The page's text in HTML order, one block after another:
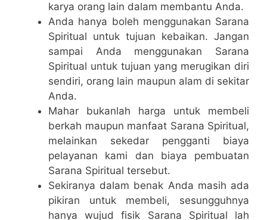
karya orang lain dalam membantu Anda.
Anda hanya boleh menggunakan Sarana
Spiritual untuk tujuan kebaikan. Jangan
sampai Anda menggunakan Sarana
Spiritual untuk tujuan yang merugikan diri
sendiri, orang lain maupun alam di sekitar
Anda.
Mahar bukanlah harga untuk membeli
berkah maupun manfaat Sarana Spiritual,
melainkan sekedar pengganti biaya
pelayanan kami dan biaya pembuatan
Sarana Spiritual tersebut.
Sekiranya dalam benak Anda masih ada
pikiran untuk membeli, sesungguhnya
hanya wujud fisik Sarana Spiritual lah